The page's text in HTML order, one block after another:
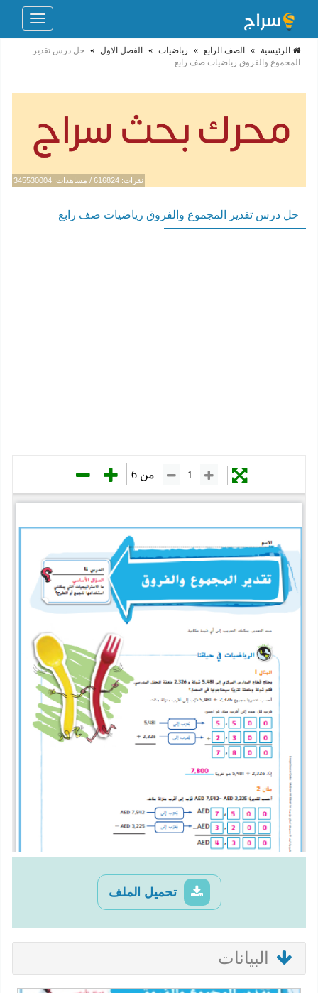
Toggle
الرئيسية » الصف الرابع » رياضيات » الفصل الاول » حل درس تقدير
المجموع والفروق رياضيات صف رابع
نقرات: 616824 / مشاهدات: 345530004
حل درس تقدير المجموع والفروق رياضيات صف رابع
تحميل الملف
البيانات